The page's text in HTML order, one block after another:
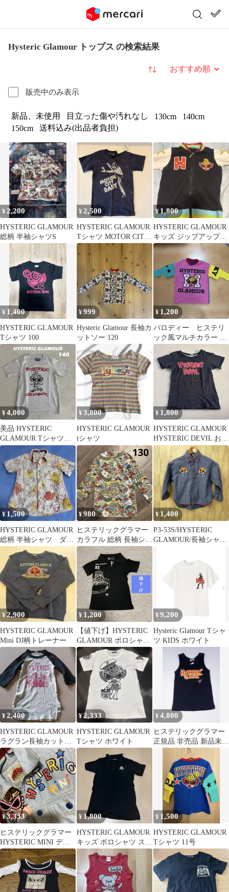
Hysteric Glamour トップス の検索結果
販売中のみ表示
並び替え
新品、未使用 目立った傷や汚れなし 130cm
140cm
150cm
送料込み(出品者負担)
¥ 2,200
HYSTERIC GLAMOUR
総柄 半袖シャツS
¥2,500
HYSTERIC GLAMOUR
Tシャツ MOTOR CITY
BABY
¥ 1,800
HYSTERIC GLAMOUR
キッズ ジップアップパ
ーカー
¥ 1,400
HYSTERIC GLAMOUR
Tシャツ 100
¥999
Hysteric Glamour 長袖カ
ットソー 120
¥ 1,200
パロディー ヒステリ
ック風マルチカラー T
シャツ
¥4,000
美品 HYSTERIC
GLAMOUR Tシャツ
140cm
¥ 3,800
HYSTERIC GLAMOUR
tシャツ
¥ 1,800
HYSTERIC GLAMOUR
HYSTERIC DEVIL お値
下げ可能
¥ 1,500
HYSTERIC GLAMOUR
総柄 半袖シャツ ダブ
ルガーゼ
¥980
ヒステリックグラマー
カラフル 総柄 長袖シャ
ツ チュニック 130cm
¥ 1,400
P3-53S/HYSTERIC
GLAMOUR/長袖シャ
¥2,900
HYSTERIC GLAMOUR
Mini DJ柄トレーナー
¥1,200
【値下げ】HYSTERIC
GLAMOUR ポロシャツ
100
¥ 9,200
Hysteric Glamour Tシャ
ツ KIDS ホワイト
¥2,400
HYSTERIC GLAMOUR
ラグラン長袖カットソ
ー
¥2,333
HYSTERIC GLAMOUR
Tシャツ ホワイト
¥4,800
ヒステリックグラマー
正規品 非売品 新品未使
用タグ付き
¥3,333
ヒステリックグラマー
HYSTERIC MINI デニ
ムシャツ ヒスミニ 120
¥ 1,800
HYSTERIC GLAMOUR
キッズ ポロシャツ スカ
ル 130
¥ 1,500
HYSTERIC GLAMOUR
Tシャツ 11号